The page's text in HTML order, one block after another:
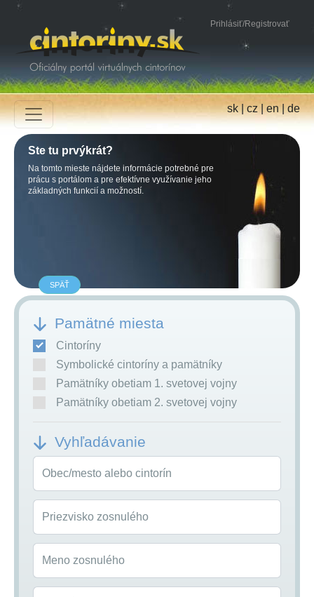
Prihlásiť/Registrovať
sk|cz|en|de
Ste tu prvýkrát?
Na tomto mieste nájdete informácie potrebné pre
prácu s portálom a pre efektívne využívanie jeho
základných funkcií a možností.
SPÄŤ
Pamätné miesta
Cintoríny
Symbolické cintoríny a pamätníky
Pamätníky obetiam 1. svetovej vojny
Pamätníky obetiam 2. svetovej vojny
Vyhľadávanie
Obec/mesto alebo cintorín
Priezvisko zosnulého
Meno zosnulého